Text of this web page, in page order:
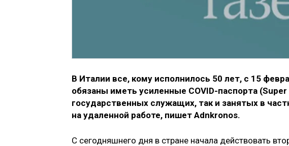
В Италии все, кому исполнилось 50 лет, с 15
обязаны иметь усиленные COVID-паспорта (Super
государственных служащих, так и занятых в
на удаленной работе, пишет Adnkronos.
С сегодняшнего дня в стране начала действовать